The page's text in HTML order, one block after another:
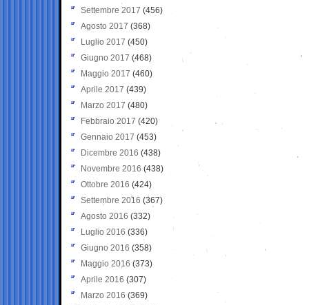
Settembre 2017 (456)
Agosto 2017 (368)
Luglio 2017 (450)
Giugno 2017 (468)
Maggio 2017 (460)
Aprile 2017 (439)
Marzo 2017 (480)
Febbraio 2017 (420)
Gennaio 2017 (453)
Dicembre 2016 (438)
Novembre 2016 (438)
Ottobre 2016 (424)
Settembre 2016 (367)
Agosto 2016 (332)
Luglio 2016 (336)
Giugno 2016 (358)
Maggio 2016 (373)
Aprile 2016 (307)
Marzo 2016 (369)